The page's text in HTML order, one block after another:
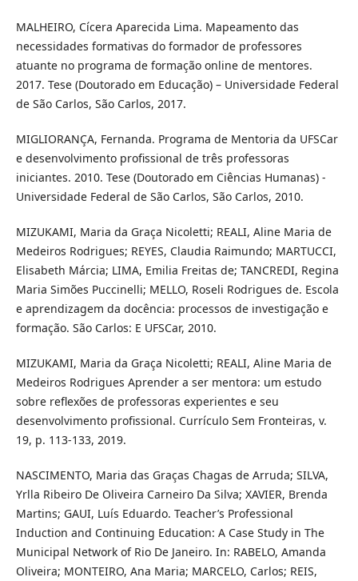
MALHEIRO, Cícera Aparecida Lima. Mapeamento das
necessidades formativas do formador de professores
atuante no programa de formação online de mentores.
2017. Tese (Doutorado em Educação) – Universidade Federal
de São Carlos, São Carlos, 2017.
MIGLIORANÇA, Fernanda. Programa de Mentoria da UFSCar
e desenvolvimento profissional de três professoras
iniciantes. 2010. Tese (Doutorado em Ciências Humanas) -
Universidade Federal de São Carlos, São Carlos, 2010.
MIZUKAMI, Maria da Graça Nicoletti; REALI, Aline Maria de
Medeiros Rodrigues; REYES, Claudia Raimundo; MARTUCCI,
Elisabeth Márcia; LIMA, Emilia Freitas de; TANCREDI, Regina
Maria Simões Puccinelli; MELLO, Roseli Rodrigues de. Escola
e aprendizagem da docência: processos de investigação e
formação. São Carlos: E UFSCar, 2010.
MIZUKAMI, Maria da Graça Nicoletti; REALI, Aline Maria de
Medeiros Rodrigues Aprender a ser mentora: um estudo
sobre reflexões de professoras experientes e seu
desenvolvimento profissional. Currículo Sem Fronteiras, v.
19, p. 113-133, 2019.
NASCIMENTO, Maria das Graças Chagas de Arruda; SILVA,
Yrlla Ribeiro De Oliveira Carneiro Da Silva; XAVIER, Brenda
Martins; GAUI, Luís Eduardo. Teacher’s Professional
Induction and Continuing Education: A Case Study in The
Municipal Network of Rio De Janeiro. In: RABELO, Amanda
Oliveira; MONTEIRO, Ana Maria; MARCELO, Carlos; REIS,